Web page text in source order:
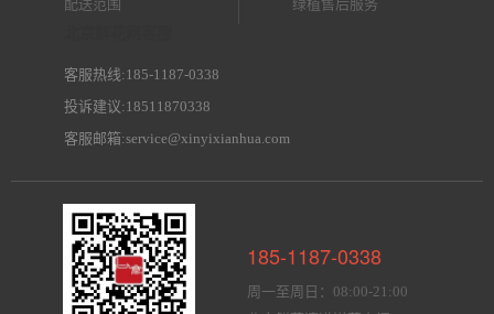
配送范围
绿植售后服务
客服热线:185-1187-0338
投诉建议:18511870338
客服邮箱:service@xinyixianhua.com
185-1187-0338
周一至周日：08:00-21:00